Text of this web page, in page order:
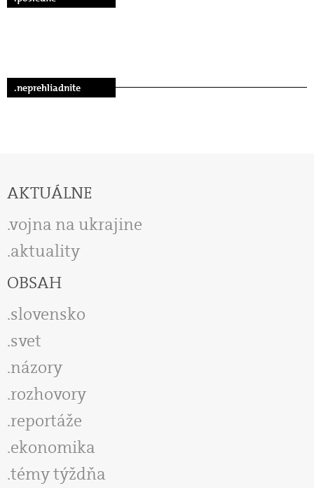
.neprehliadnite
AKTUÁLNE
vojna na ukrajine
aktuality
OBSAH
slovensko
svet
názory
rozhovory
reportáže
ekonomika
témy týždňa